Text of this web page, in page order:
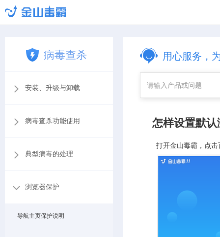
病毒查杀
安装、升级与卸载
病毒查杀功能使用
典型病毒的处理
浏览器保护
导航主页保护说明
用心服务，
怎样设置默
打开金山毒霸，点击